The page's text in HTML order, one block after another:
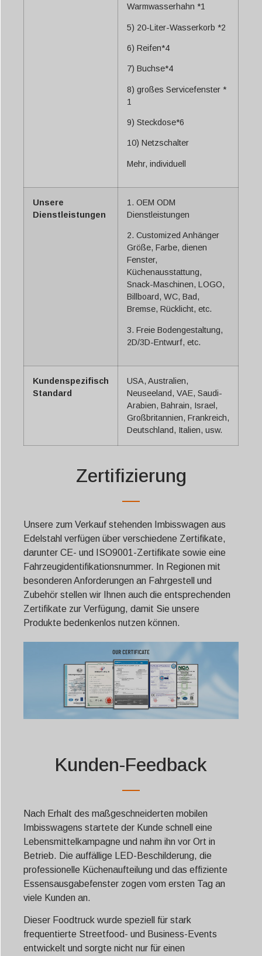
Warmwasserhahn *1
5) 20-Liter-Wasserkorb *2
6) Reifen*4
7) Buchse*4
8) großes Servicefenster *
1
9) Steckdose*6
10) Netzschalter
Mehr, individuell
Unsere
Dienstleistungen
1. OEM ODM
Dienstleistungen
2. Customized Anhänger
Größe, Farbe, dienen
Fenster,
Küchenausstattung,
Snack-Maschinen, LOGO,
Billboard, WC, Bad,
Bremse, Rücklicht, etc.
3. Freie Bodengestaltung,
2D/3D-Entwurf, etc.
Kundenspezifisch
Standard
USA, Australien,
Neuseeland, VAE, Saudi-
Arabien, Bahrain, Israel,
Großbritannien, Frankreich,
Deutschland, Italien, usw.
Zertifizierung
Unsere zum Verkauf stehenden Imbisswagen aus
Edelstahl verfügen über verschiedene Zertifikate,
darunter CE- und ISO9001-Zertifikate sowie eine
Fahrzeugidentifikationsnummer. In Regionen mit
besonderen Anforderungen an Fahrgestell und
Zubehör stellen wir Ihnen auch die entsprechenden
Zertifikate zur Verfügung, damit Sie unsere
Produkte bedenkenlos nutzen können.
Kunden-Feedback
Nach Erhalt des maßgeschneiderten mobilen
Imbisswagens startete der Kunde schnell eine
Lebensmittelkampagne und nahm ihn vor Ort in
Betrieb. Die auffällige LED-Beschilderung, die
professionelle Küchenaufteilung und das effiziente
Essensausgabefenster zogen vom ersten Tag an
viele Kunden an.
Dieser Foodtruck wurde speziell für stark
frequentierte Streetfood- und Business-Events
entwickelt und sorgte nicht nur für einen